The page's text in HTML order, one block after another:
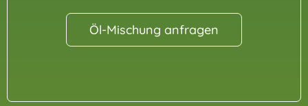
Öl-Mischung anfragen